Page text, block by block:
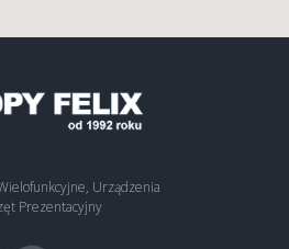
Urządzenia
Prezentacyjny